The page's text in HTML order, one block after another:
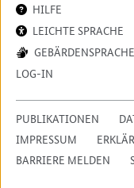
HILFE
LEICHTE SPRACHE
GEBÄRDENSPRACHE
LOG-IN
PUBLIKATIONEN
IMPRESSUM
BARRIERE MELDEN